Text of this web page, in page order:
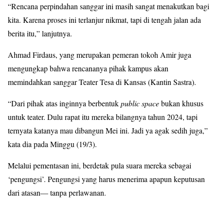
“Rencana perpindahan sanggar ini masih sangat menakutkan bagi
kita. Karena proses ini terlanjur nikmat, tapi di tengah jalan ada
berita itu,” lanjutnya.
Ahmad Firdaus, yang merupakan pemeran tokoh Amir juga
mengungkap bahwa rencananya pihak kampus akan
memindahkan sanggar Teater Tesa di Kansas (Kantin Sastra).
“Dari pihak atas inginnya berbentukpublic spacebukan khusus
untuk teater. Dulu rapat itu mereka bilangnya tahun 2024, tapi
ternyata katanya mau dibangun Mei ini. Jadi ya agak sedih juga,”
kata dia pada Minggu (19/3).
Melalui pementasan ini, berdetak pula suara mereka sebagai
‘pengungsi’. Pengungsi yang harus menerima apapun keputusan
dari atasan— tanpa perlawanan.